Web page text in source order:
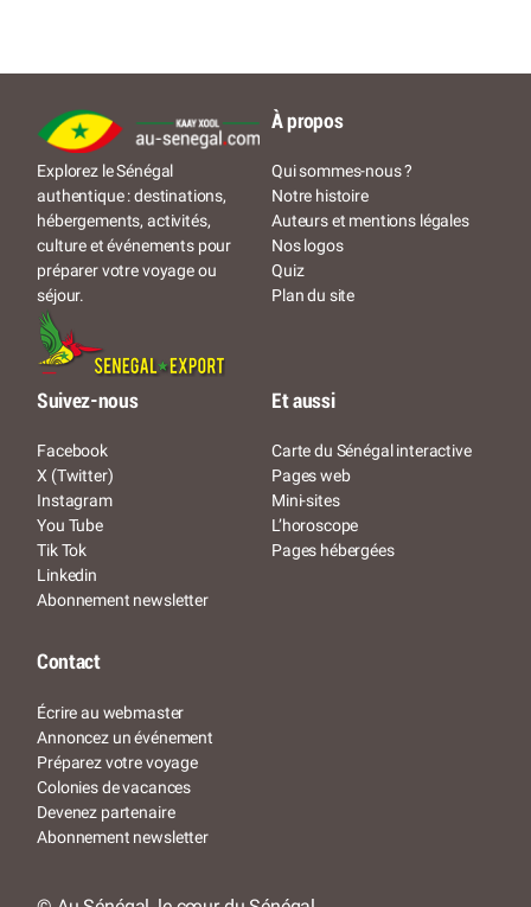
Explorez le Sénégal
authentique : destinations,
hébergements, activités,
culture et événements pour
préparer votre voyage ou
séjour.
À propos
Qui sommes-nous ?
Notre histoire
Auteurs et mentions légales
Nos logos
Quiz
Plan du site
Suivez-nous
Facebook
X (Twitter)
Instagram
You Tube
Tik Tok
Linkedin
Abonnement newsletter
Et aussi
Carte du Sénégal interactive
Pages web
Mini-sites
L’horoscope
Pages hébergées
Contact
Écrire au webmaster
Annoncez un événement
Préparez votre voyage
Colonies de vacances
Devenez partenaire
Abonnement newsletter